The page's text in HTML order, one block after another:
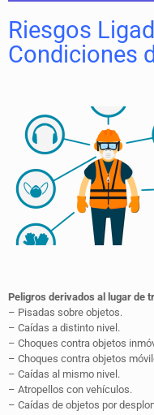
Riesgos
Condiciones
Peligros derivados al lugar de
– Pisadas sobre objetos.
– Caídas a distinto nivel.
– Choques contra objetos
– Choques contra objetos
– Caídas al mismo nivel.
– Atropellos con vehículos.
– Caídas de objetos por